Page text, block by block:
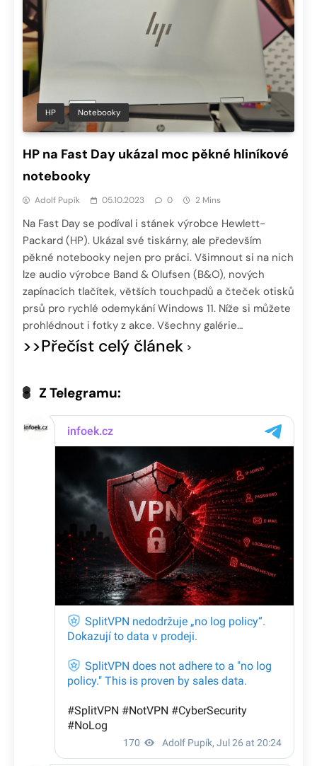
HP Notebooky
HP na Fast Day ukázal moc pěkné hliníkové
notebooky
Adolf Pupík 05.10.2023 0 2 Mins
Na Fast Day se podíval i stánek výrobce Hewlett-
Packard (HP). Ukázal své tiskárny, ale především
pěkné notebooky nejen pro práci. Všimnout si na nich
lze audio výrobce Band & Olufsen (B&O), nových
zapínacích tlačítek, větších touchpadů a čteček otisků
prsů pro rychlé odemykání Windows 11. Níže si můžete
prohlédnout i fotky z akce. Všechny galérie…
>>Přečíst celý článek
Z Telegramu: